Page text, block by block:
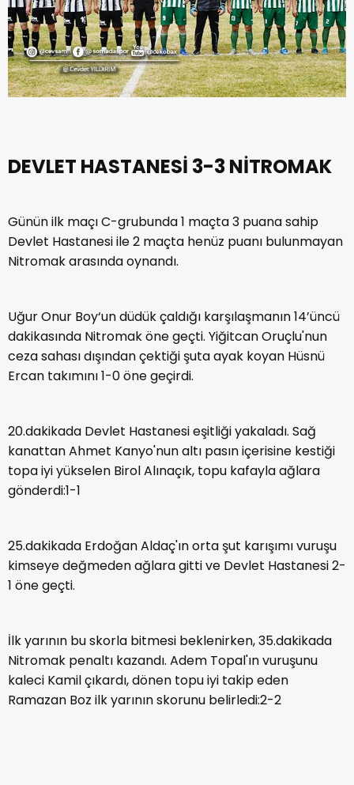
DEVLET HASTANESİ 3-3 NİTROMAK
Günün ilk maçı C-grubunda 1 maçta 3 puana sahip
Devlet Hastanesi ile 2 maçta henüz puanı bulunmayan
Nitromak arasında oynandı.
Uğur Onur Boy‘un düdük çaldığı karşılaşmanın 14’üncü
dakikasında Nitromak öne geçti. Yiğitcan Oruçlu'nun
ceza sahası dışından çektiği şuta ayak koyan Hüsnü
Ercan takımını 1-0 öne geçirdi.
20.dakikada Devlet Hastanesi eşitliği yakaladı. Sağ
kanattan Ahmet Kanyo'nun altı pasın içerisine kestiği
topa iyi yükselen Birol Alınaçık, topu kafayla ağlara
gönderdi:1-1
25.dakikada Erdoğan Aldaç'ın orta şut karışımı vuruşu
kimseye değmeden ağlara gitti ve Devlet Hastanesi 2-
1 öne geçti.
İlk yarının bu skorla bitmesi beklenirken, 35.dakikada
Nitromak penaltı kazandı. Adem Topal'ın vuruşunu
kaleci Kamil çıkardı, dönen topu iyi takip eden
Ramazan Boz ilk yarının skorunu belirledi:2-2